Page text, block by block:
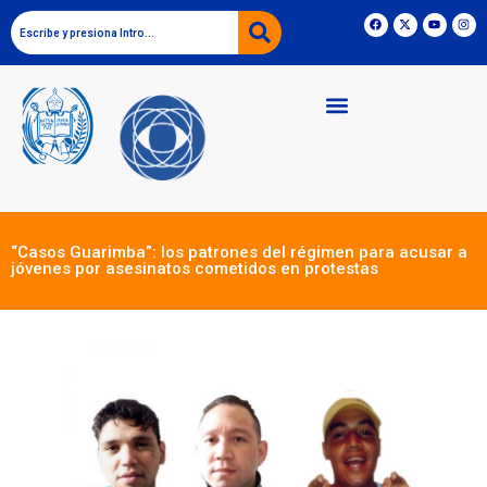
“Casos Guarimba”: los patrones del régimen para acusar a
jóvenes por asesinatos cometidos en protestas